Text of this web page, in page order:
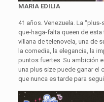
MARIA EDILIA
41 años. Venezuela. La
que-haga-falta queen de esta
villana de telenovela, una de
la comedia, la elegancia, la
puntos fuertes. Su ambición
una plus size puede ganar el
que nunca es tarde para